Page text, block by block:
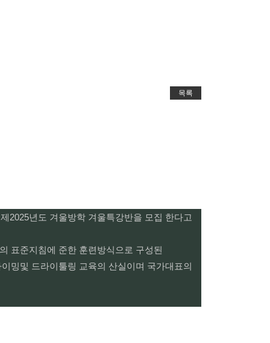
목록
2025년도 겨울방학 겨울특강반을 모집 한다고
표준지침에 준한 훈련방식으로 구성된
밍및 드라이툴링 교육의 산실이며 국가대표의